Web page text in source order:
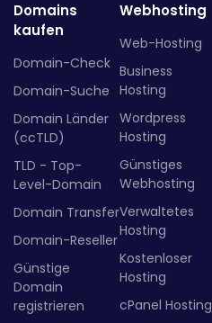
Domains
kaufen
Domain-Check
Domain-Suche
Domain Länder
(ccTLD)
TLD - Top-
Level-Domain
Domain Transfer
Domain-Reseller
Günstige
Domain
registrieren
Webhosting
Web-Hosting
Business
Hosting
Wordpress
Hosting
Günstiges
Webhosting
Verwaltetes
Hosting
Kostenloser
Hosting
cPanel Hosting